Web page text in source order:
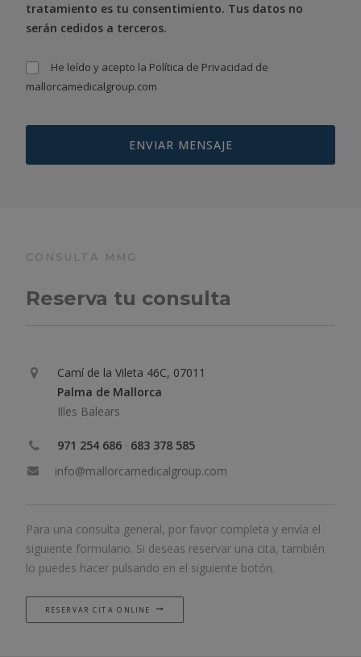
tratamiento es tu consentimiento. Tus datos no
serán cedidos a terceros.
He leído y acepto la Política de Privacidad de
mallorcamedicalgroup.com
CONSULTA MMG
Reserva tu consulta
Camí de la Vileta 46C, 07011
Palma de Mallorca
Illes Balears
971 254 686 · 683 378 585
info@mallorcamedicalgroup.com
Para una consulta general, por favor completa y envía el
siguiente formulario. Si deseas reservar una cita, también
lo puedes hacer pulsando en el siguiente botón.
RESERVAR CITA ONLINE